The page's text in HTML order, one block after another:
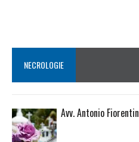
NECROLOGIE
Avv. Antonio Fiorentin